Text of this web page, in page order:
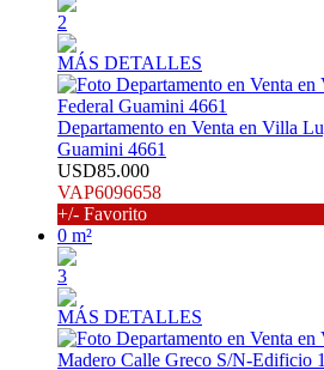
2
MÁS DETALLES
Departamento en Venta en Villa
Guamini 4661
USD85.000
VAP6096658
+/- Favorito
0 m²
3
MÁS DETALLES